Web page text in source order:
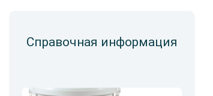
Справочная информация